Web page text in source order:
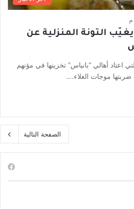
التونة المنزلية عن
اعتاد أهالي “بانياس” تخزينها في مؤنهم
ضربتها موجات الغلاء.…
الصفحة التالية